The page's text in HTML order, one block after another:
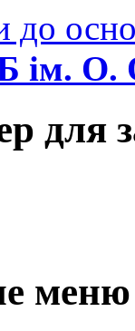
до
О.
для
меню